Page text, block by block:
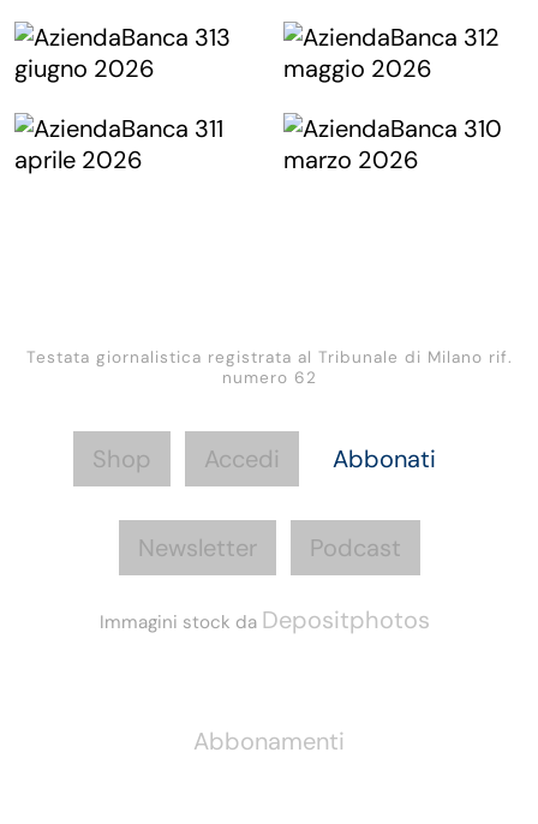
Testata giornalistica registrata al Tribunale di Milano rif.
numero 62
Shop Accedi Abbonati
Newsletter Podcast
Immagini stock da Depositphotos
Abbonamenti